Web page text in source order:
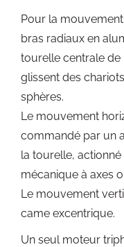
Pour la
bras radiaux en
tourelle centrale de
glissent des
sphères.
Le mouvement
commandé par un
la tourelle,
mécanique à axes
Le mouvement
came excentrique.
Un seul moteur